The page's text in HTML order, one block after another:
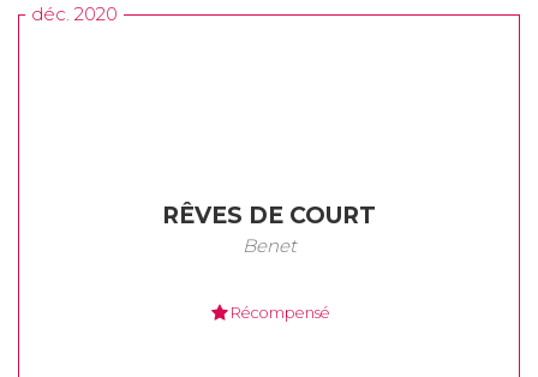
déc. 2020
RÊVES DE COURT
Benet
Récompensé